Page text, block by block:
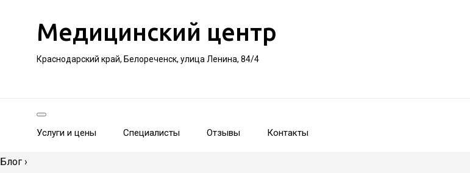
Медицинский центр
Краснодарский край, Белореченск, улица Ленина, 84/4
Услуги и цены Специалисты Отзывы Контакты
Блог ›